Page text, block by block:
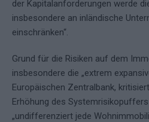
der Kapitalanforderungen werde
insbesondere an inländische
einschränken“.
Grund für die Risiken auf dem
insbesondere die „extrem
Europäischen Zentralbank,
Erhöhung des
„undifferenziert jede